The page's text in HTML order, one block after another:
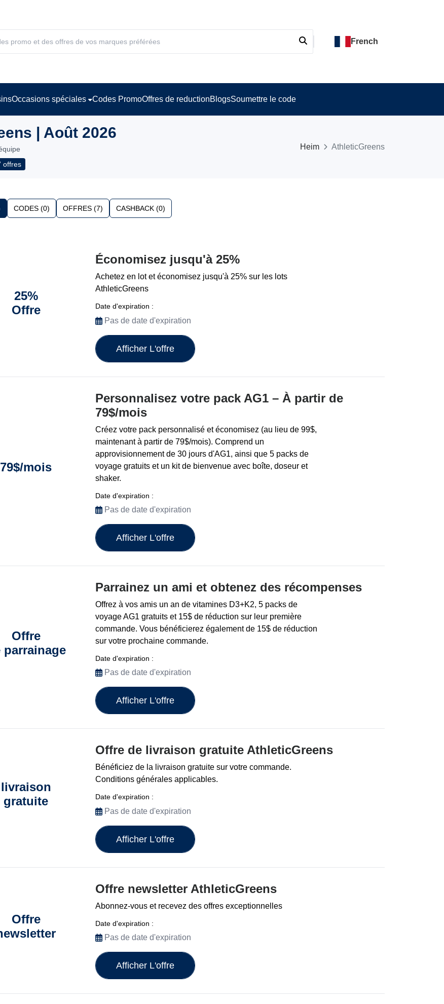
French
Occasions spéciales Codes PromoOffres de reductionBlogsSoumettre le code
| Août 2026
offres
Heim AthleticGreens
CODES (0) OFFRES (7) CASHBACK (0)
25%
Offre
Économisez jusqu'à 25%
Achetez en lot et économisez jusqu'à 25% sur les lots
AthleticGreens
Date d'expiration :
Pas de date d'expiration
Afficher L'offre
79$/mois
Personnalisez votre pack AG1 – À partir de
79$/mois
Créez votre pack personnalisé et économisez (au lieu de 99$,
maintenant à partir de 79$/mois). Comprend un
approvisionnement de 30 jours d'AG1, ainsi que 5 packs de
voyage gratuits et un kit de bienvenue avec boîte, doseur et
shaker.
Date d'expiration :
Pas de date d'expiration
Afficher L'offre
Offre
parrainage
Parrainez un ami et obtenez des récompenses
Offrez à vos amis un an de vitamines D3+K2, 5 packs de
voyage AG1 gratuits et 15$ de réduction sur leur première
commande. Vous bénéficierez également de 15$ de réduction
sur votre prochaine commande.
Date d'expiration :
Pas de date d'expiration
Afficher L'offre
livraison
gratuite
Offre de livraison gratuite AthleticGreens
Bénéficiez de la livraison gratuite sur votre commande.
Conditions générales applicables.
Date d'expiration :
Pas de date d'expiration
Afficher L'offre
Offre
Offre newsletter AthleticGreens
Abonnez-vous et recevez des offres exceptionnelles
Date d'expiration :
Pas de date d'expiration
Afficher L'offre